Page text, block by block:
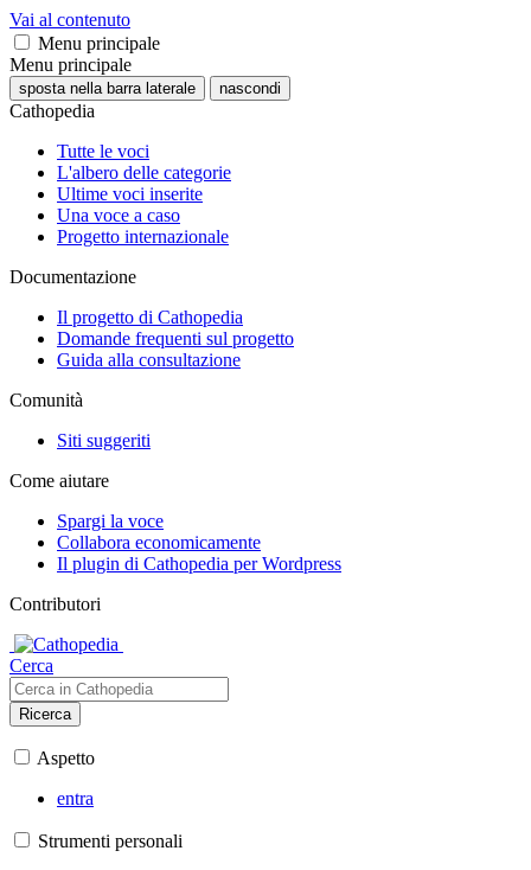
Vai al contenuto
Menu principale
Menu principale
sposta nella barra laterale nascondi
Cathopedia
Tutte le voci
L'albero delle categorie
Ultime voci inserite
Una voce a caso
Progetto internazionale
Documentazione
Il progetto di Cathopedia
Domande frequenti sul progetto
Guida alla consultazione
Comunità
Siti suggeriti
Come aiutare
Spargi la voce
Collabora economicamente
Il plugin di Cathopedia per Wordpress
Contributori
Cerca
Ricerca
Aspetto
entra
Strumenti personali